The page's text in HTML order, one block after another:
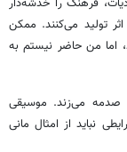
فرهنگ را خدشه‌دار
تولید می‌کنند. ممکن
اما من حاضر نیستم به
صدمه می‌زند. موسیقی
نباید از امثال مانی